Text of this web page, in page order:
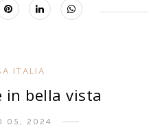
ITALIA
in bella vista
05, 2024